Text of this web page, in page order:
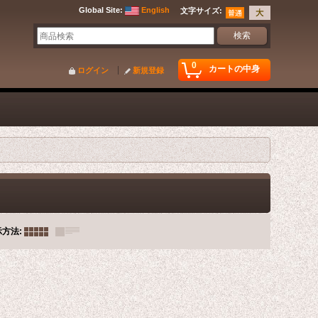
文字サイズ:
Global Site: English
0 カートの中身
ログイン 新規登録
方法: